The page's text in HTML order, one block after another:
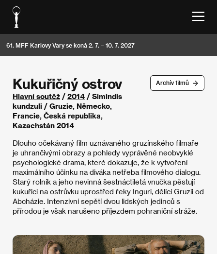
61. MFF Karlovy Vary se koná 2. 7. – 10. 7. 2027
Archív filmů
Kukuřičný ostrov
Hlavní soutěž / 2014 / Simindis
kundzuli / Gruzie, Německo,
Francie, Česká republika,
Kazachstán 2014
Dlouho očekávaný film uznávaného gruzínského filmaře
je uhrančivými obrazy a pohledy vyprávěné neobvyklé
psychologické drama, které dokazuje, že k vytvoření
maximálního účinku na diváka netřeba filmového dialogu.
Starý rolník a jeho nevinná šestnáctiletá vnučka pěstují
kukuřici na ostrůvku uprostřed řeky Inguri, dělící Gruzii od
Abcházie. Intenzivní sepětí dvou lidských jedinců s
přírodou je však narušeno příjezdem pohraniční stráže.